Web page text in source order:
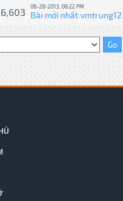
06-28-2013, 08:22 PM
Bài mới nhất:vmtrung12